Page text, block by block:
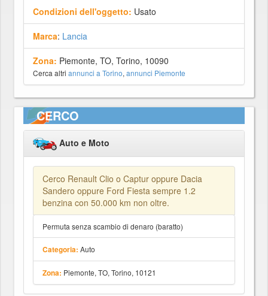
Condizioni dell'oggetto: Usato
Marca: Lancia
Zona: Piemonte, TO, Torino, 10090
Cerca altri annunci a Torino, annunci Piemonte
CERCO
Auto e Moto
Cerco Renault Clio o Captur oppure Dacia
Sandero oppure Ford Fiesta sempre 1.2
benzina con 50.000 km non oltre.
Permuta senza scambio di denaro (baratto)
Categoria: Auto
Zona: Piemonte, TO, Torino, 10121